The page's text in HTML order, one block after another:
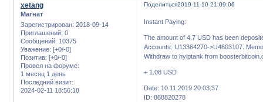
Поделиться2019-11-10 21:09:06
xetang
Магнат
Зарегистрирован: 2018-09-14
Приглашений: 0
Сообщений: 10375
Уважение: [+0/-0]
Позитив: [+0/-0]
Провел на форуме:
1 месяц 1 день
Последний визит:
2024-02-11 18:56:18
Instant Paying:
The amount of 4.7 USD has been
Accounts: U13364270->U4603107.
Withdraw to hyiptank from
+ 1.08 USD
Date: 10.11.2019 20:03:37
ID: 888820278